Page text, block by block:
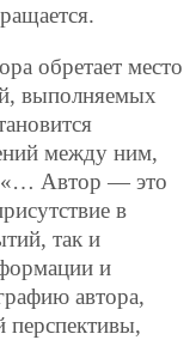
обретает место
выполняемых
между ним,
«… Автор — это
в
так и
и
автора,
перспективы,